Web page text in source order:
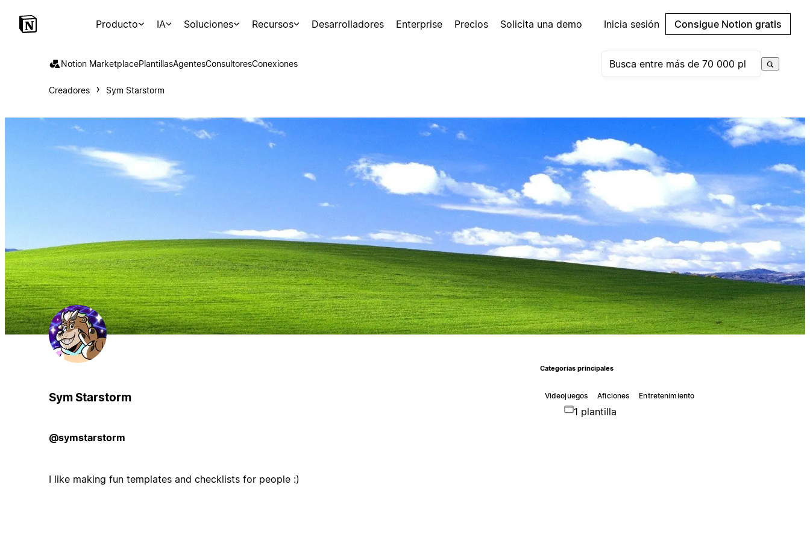
Producto IA Soluciones Recursos Desarrolladores Enterprise Precios Solicita una demo Inicia sesión Consigue Notion gratis
Notion MarketplacePlantillasAgentesConsultoresConexiones
Creadores Sym Starstorm
Sym Starstorm
@symstarstorm
I like making fun templates and checklists for people :)
Categorías principales
Videojuegos Aficiones Entretenimiento
1 plantilla